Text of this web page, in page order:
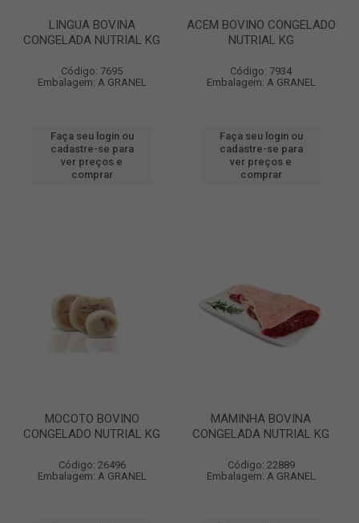
LINGUA BOVINA
CONGELADA NUTRIAL KG
Código: 7695
Embalagem: A GRANEL
Faça seu login ou
cadastre-se para
ver preços e
comprar
ACEM BOVINO CONGELADO
NUTRIAL KG
Código: 7934
Embalagem: A GRANEL
Faça seu login ou
cadastre-se para
ver preços e
comprar
MOCOTO BOVINO
CONGELADO NUTRIAL KG
Código: 26496
Embalagem: A GRANEL
MAMINHA BOVINA
CONGELADA NUTRIAL KG
Código: 22889
Embalagem: A GRANEL